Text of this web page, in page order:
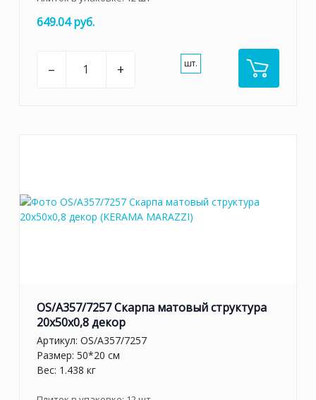
649.04 руб.
– + шт.
OS/A357/7257 Скарпа матовый структура
20x50x0,8 декор
Артикул: OS/A357/7257
Размер: 50*20 см
Вес: 1.438 кг